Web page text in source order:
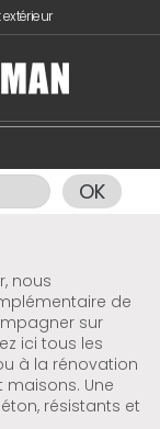
OK
nous
de
sur
ici tous les
à la rénovation
maisons. Une
résistants et